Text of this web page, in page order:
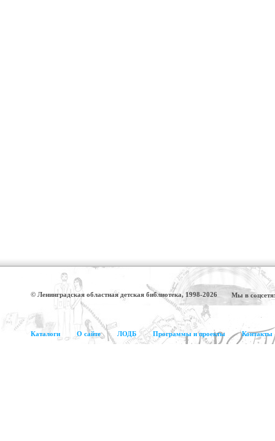
© Ленинградская областная детская библиотека, 1998-2026 Мы в
Каталоги О сайте ЛОДБ Программы и проекты Контакты